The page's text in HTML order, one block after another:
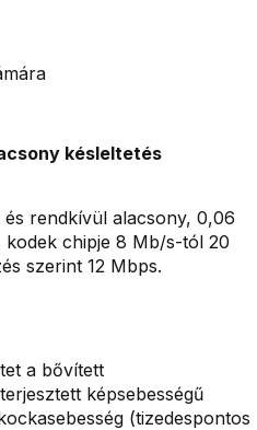
késleltetés
rendkívül alacsony, 0,06
kodek chipje 8 Mb/s-tól 20
szerint 12 Mbps.
a bővített
képsebességű
(tizedespontos